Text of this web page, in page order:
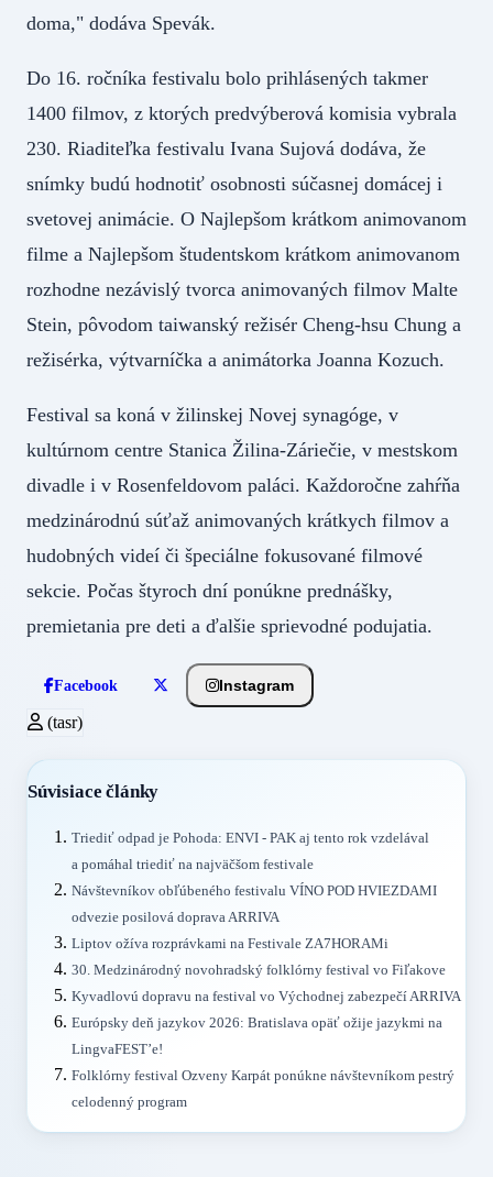
doma," dodáva Spevák.
Do 16. ročníka festivalu bolo prihlásených takmer
1400 filmov, z ktorých predvýberová komisia vybrala
230. Riaditeľka festivalu Ivana Sujová dodáva, že
snímky budú hodnotiť osobnosti súčasnej domácej i
svetovej animácie. O Najlepšom krátkom animovanom
filme a Najlepšom študentskom krátkom animovanom
rozhodne nezávislý tvorca animovaných filmov Malte
Stein, pôvodom taiwanský režisér Cheng-hsu Chung a
režisérka, výtvarníčka a animátorka Joanna Kozuch.
Festival sa koná v žilinskej Novej synagóge, v
kultúrnom centre Stanica Žilina-Záriečie, v mestskom
divadle i v Rosenfeldovom paláci. Každoročne zahŕňa
medzinárodnú súťaž animovaných krátkych filmov a
hudobných videí či špeciálne fokusované filmové
sekcie. Počas štyroch dní ponúkne prednášky,
premietania pre deti a ďalšie sprievodné podujatia.
Facebook Instagram
(tasr)
Súvisiace články
Triediť odpad je Pohoda: ENVI - PAK aj tento rok vzdelával
a pomáhal triediť na najväčšom festivale
Návštevníkov obľúbeného festivalu VÍNO POD HVIEZDAMI
odvezie posilová doprava ARRIVA
Liptov ožíva rozprávkami na Festivale ZA7HORAMi
30. Medzinárodný novohradský folklórny festival vo Fiľakove
Kyvadlovú dopravu na festival vo Východnej zabezpečí ARRIVA
Európsky deň jazykov 2026: Bratislava opäť ožije jazykmi na
LingvaFEST’e!
Folklórny festival Ozveny Karpát ponúkne návštevníkom pestrý
celodenný program